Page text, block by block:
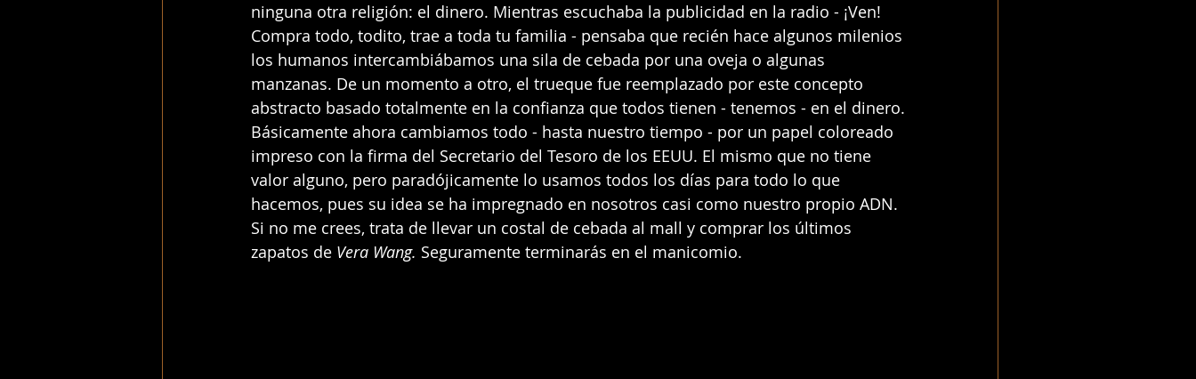
ninguna otra religión: el dinero. Mientras escuchaba la publicidad en la radio - ¡Ven!
Compra todo, todito, trae a toda tu familia - pensaba que recién hace algunos milenios
los humanos intercambiábamos una sila de cebada por una oveja o algunas
manzanas. De un momento a otro, el trueque fue reemplazado por este concepto
abstracto basado totalmente en la confianza que todos tienen - tenemos - en el dinero.
Básicamente ahora cambiamos todo - hasta nuestro tiempo - por un papel coloreado
impreso con la firma del Secretario del Tesoro de los EEUU. El mismo que no tiene
valor alguno, pero paradójicamente lo usamos todos los días para todo lo que
hacemos, pues su idea se ha impregnado en nosotros casi como nuestro propio ADN.
Si no me crees, trata de llevar un costal de cebada al mall y comprar los últimos
zapatos de Vera Wang. Seguramente terminarás en el manicomio.